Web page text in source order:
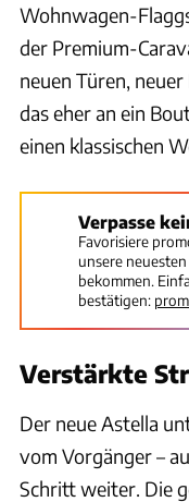
Wohnwagen-
der Premium-
neuen Türen,
das eher an ein
einen klassischen
Verpasse
Favorisiere
unsere
bekommen.
bestätigen:
Verstärkte
Der neue Astella
vom Vorgänger –
Schritt weiter. Die